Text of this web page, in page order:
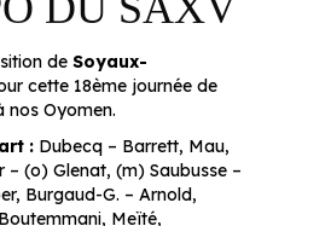
de Soyaux-
cette 18ème journée de
nos Oyomen.
: Dubecq – Barrett, Mau,
– (o) Glenat, (m) Saubusse –
Burgaud-G. – Arnold,
Meïté,